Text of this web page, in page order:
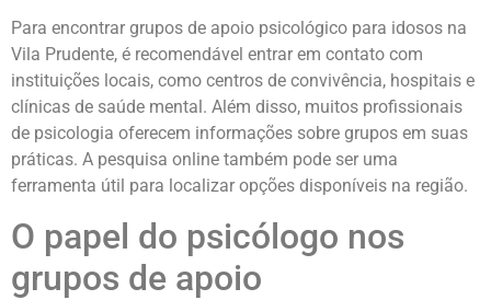
Para encontrar grupos de apoio psicológico para idosos na
Vila Prudente, é recomendável entrar em contato com
instituições locais, como centros de convivência, hospitais e
clínicas de saúde mental. Além disso, muitos profissionais
de psicologia oferecem informações sobre grupos em suas
práticas. A pesquisa online também pode ser uma
ferramenta útil para localizar opções disponíveis na região.
O papel do psicólogo nos
grupos de apoio